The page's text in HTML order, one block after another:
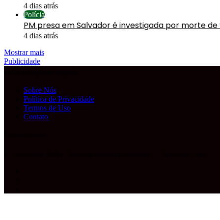
4 dias atrás
Polícia
PM presa em Salvador é investigada por morte
4 dias atrás
Mostrar mais
Publicidade
Sobre Nós
Política de Privacidade
Termos de Uso
Contato